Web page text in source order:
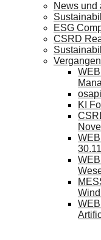
News und
ESG
CSRD
KI